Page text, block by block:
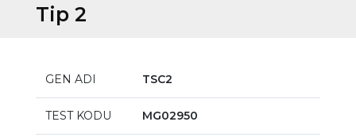
Tip 2
GEN ADI TSC2
TEST KODU MG02950